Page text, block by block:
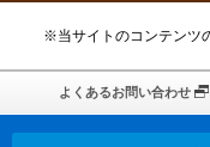
※当サイトのコンテンツ
よくあるお問い合わせ